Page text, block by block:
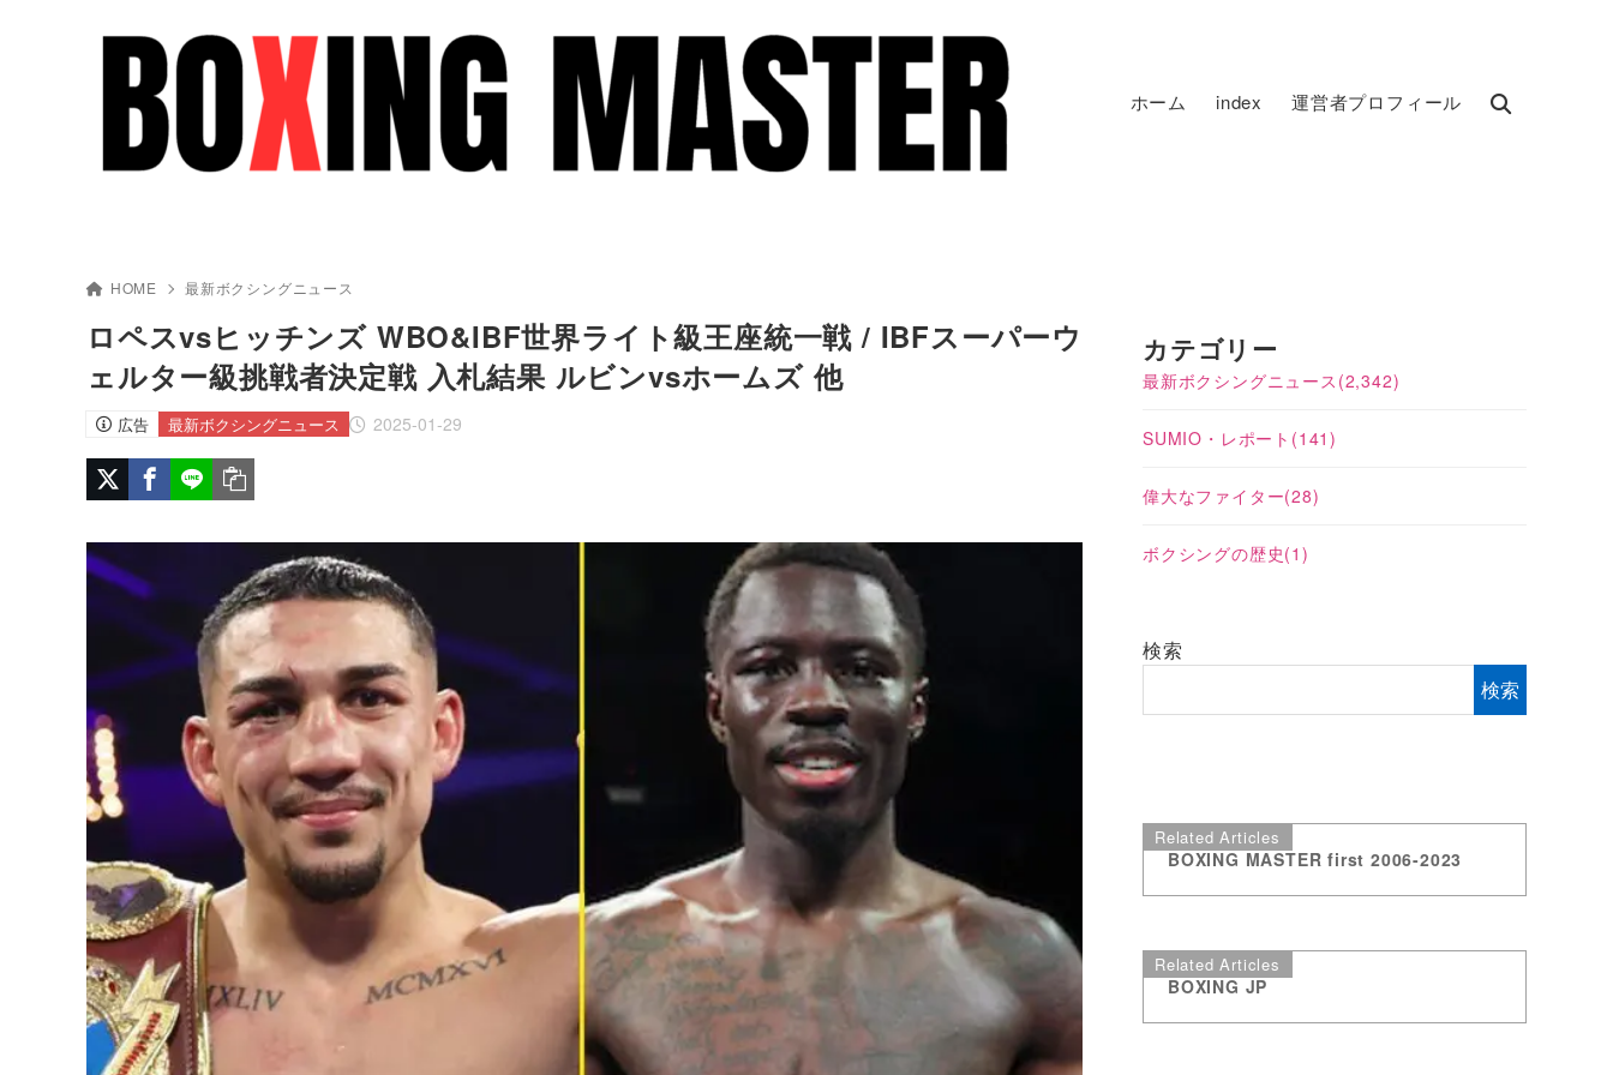
ホーム index 運営者プロフィール
HOME 最新ボクシングニュース
ロペスvsヒッチンズ WBO&IBF世界ライト級王座統一戦 / IBFスーパーウ
ェルター級挑戦者決定戦 入札結果 ルビンvsホームズ 他
広告 2025-01-29
最新ボクシングニュース
カテゴリー
最新ボクシングニュース (2,342)
SUMIO・レポート (141)
偉大なファイター(28)
ボクシングの歴史(1)
検索
検索
Related Articles
BOXING MASTER first 2006-2023
Related Articles
BOXING JP